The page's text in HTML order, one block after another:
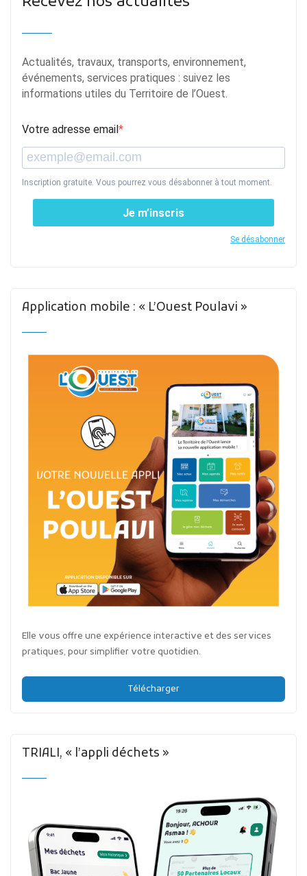
Actualités, travaux, transports, environnement,
événements, services pratiques : suivez les
informations utiles du Territoire de l’Ouest.
Votre adresse email
Inscription gratuite. Vous pourrez vous désabonner à tout moment.
Je m’inscris
Se désabonner
Application mobile : « L’Ouest Poulavi »
Elle vous offre une expérience interactive et des services
pratiques, pour simplifier votre quotidien.
Télécharger
TRIALI, « l’appli déchets »